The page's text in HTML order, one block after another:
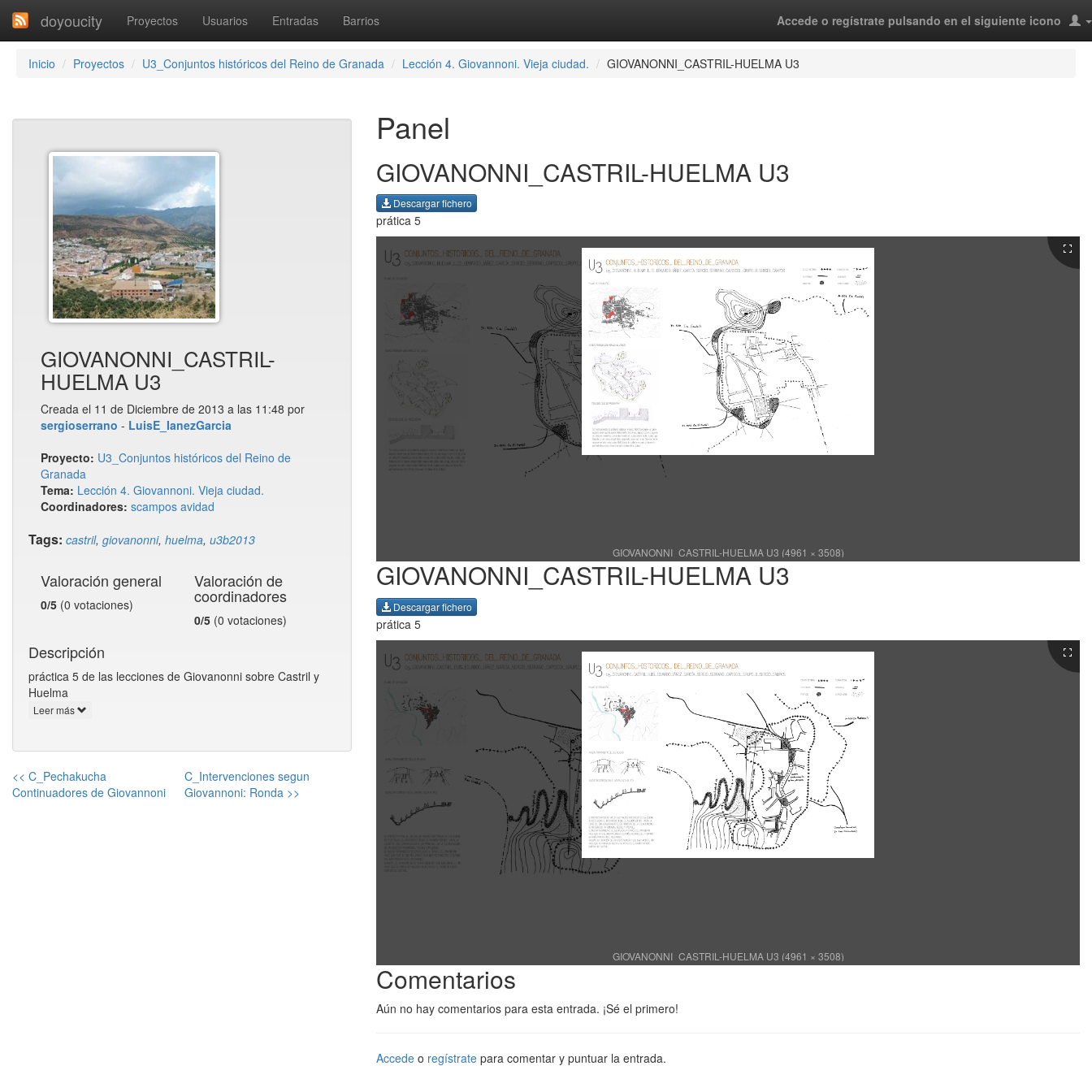
doyoucity Proyectos Usuarios Entradas Barrios Accede o regístrate pulsando en el siguiente icono
Inicio Proyectos U3_Conjuntos históricos del Reino de Granada Lección 4. Giovannoni. Vieja ciudad. GIOVANONNI_CASTRIL-HUELMA U3
GIOVANONNI_CASTRIL-
HUELMA U3
Creada el 11 de Diciembre de 2013 a las 11:48 por
sergioserrano - LuisE_IanezGarcia
Proyecto: U3_Conjuntos históricos del Reino de
Granada
Tema: Lección 4. Giovannoni. Vieja ciudad.
Coordinadores: scampos avidad
Tags: castril, giovanonni, huelma, u3b2013
Valoración general
0/5 (0 votaciones)
Valoración de
coordinadores
0/5 (0 votaciones)
Descripción
práctica 5 de las lecciones de Giovanonni sobre Castril y
Huelma
Leer más
<< C_Pechakucha
Continuadores de Giovannoni
C_Intervenciones segun
Giovannoni: Ronda >>
Panel
GIOVANONNI_CASTRIL-HUELMA U3
Descargar fichero
prática 5
GIOVANONNI_CASTRIL-HUELMA U3 (4961 × 3508)
GIOVANONNI_CASTRIL-HUELMA U3
Descargar fichero
prática 5
GIOVANONNI_CASTRIL-HUELMA U3 (4961 × 3508)
Comentarios
Aún no hay comentarios para esta entrada. ¡Sé el primero!
Accede o regístrate para comentar y puntuar la entrada.